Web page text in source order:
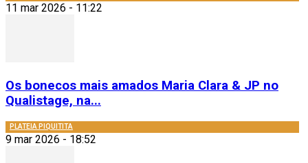
11 mar 2026 - 11:22
Os bonecos mais amados Maria Clara & JP no
Qualistage, na...
PLATEIA PIQUITITA
9 mar 2026 - 18:52